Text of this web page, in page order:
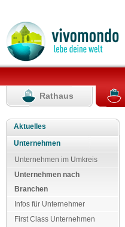
Rathaus
Aktuelles
Unternehmen
Unternehmen im Umkreis
Unternehmen nach
Branchen
Infos für Unternehmer
First Class Unternehmen